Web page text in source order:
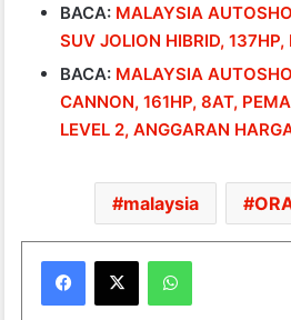
BACA: MALAYSIA
SUV JOLION HIBRID,
BACA: MALAYSIA
CANNON, 161HP, 8AT,
LEVEL 2, ANGGARAN
malaysia
WhatsApp